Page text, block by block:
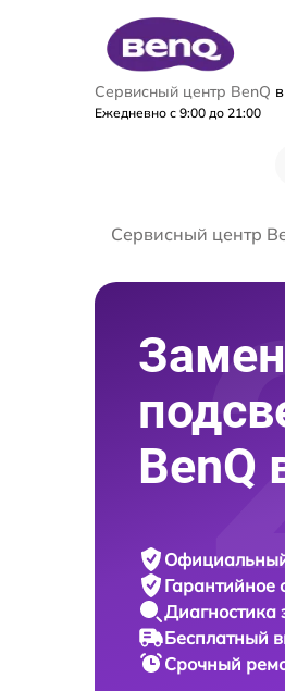
Сервисный центр BenQ
Ежедневно с 9:00 до 21:00
Сервисный центр
BenQ
Гарантийное
Диагностика
Бесплатный
Срочный